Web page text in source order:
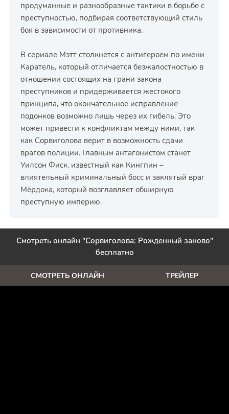
продуманные и разнообразные тактики в борьбе с
преступностью, подбирая соответствующий стиль
боя в зависимости от противника.
В сериале Мэтт столкнётся с антигероем по имени
Каратель, который отличается безжалостностью в
отношении состоящих на грани закона
преступников и придерживается жестокого
принципа, что окончательное исправление
подонков возможно лишь через их гибель. Это
может привести к конфликтам между ними, так
как Сорвиголова верит в возможность сдачи
врагов полиции. Главным антагонистом станет
Уилсон Фиск, известный как Кингпин –
влиятельный криминальный босс и заклятый враг
Мёрдока, который возглавляет обширную
преступную империю.
Смотреть онлайн "Сорвиголова: Рожденный заново"
бесплатно
СМОТРЕТЬ ОНЛАЙН ТРЕЙЛЕР